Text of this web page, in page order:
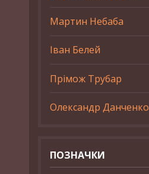
Мартин Небаба
Іван Белей
Прімож Трубар
Олександр Данченко
ПОЗНАЧКИ